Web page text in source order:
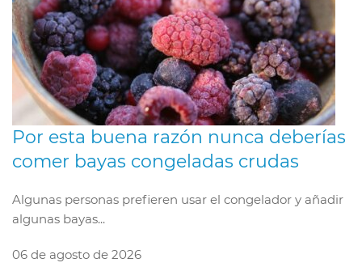
Por esta buena razón nunca deberías
comer bayas congeladas crudas
Algunas personas prefieren usar el congelador y añadir
algunas bayas...
06 de agosto de 2026